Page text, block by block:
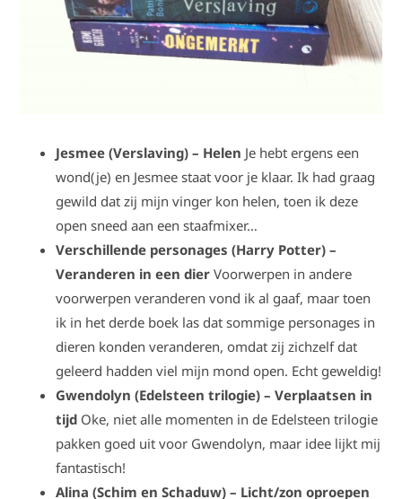
Jesmee (Verslaving) – Helen Je hebt ergens een
wond(je) en Jesmee staat voor je klaar. Ik had graag
gewild dat zij mijn vinger kon helen, toen ik deze
open sneed aan een staafmixer…
Verschillende personages (Harry Potter) –
Veranderen in een dier Voorwerpen in andere
voorwerpen veranderen vond ik al gaaf, maar toen
ik in het derde boek las dat sommige personages in
dieren konden veranderen, omdat zij zichzelf dat
geleerd hadden viel mijn mond open. Echt geweldig!
Gwendolyn (Edelsteen trilogie) – Verplaatsen in
tijd Oke, niet alle momenten in de Edelsteen trilogie
pakken goed uit voor Gwendolyn, maar idee lijkt mij
fantastisch!
Alina (Schim en Schaduw) – Licht/zon oproepen